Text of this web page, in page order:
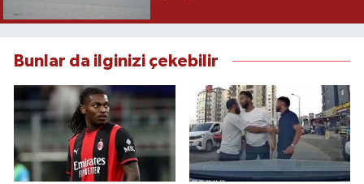
Bunlar da ilginizi çekebilir